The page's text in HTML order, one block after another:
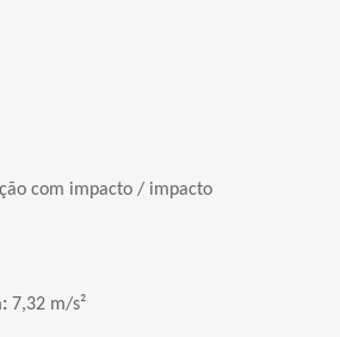
com impacto / impacto
7,32 m/s²